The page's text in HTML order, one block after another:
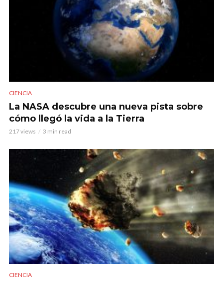
CIENCIA
La NASA descubre una nueva pista sobre
cómo llegó la vida a la Tierra
217 views 3 min read
CIENCIA